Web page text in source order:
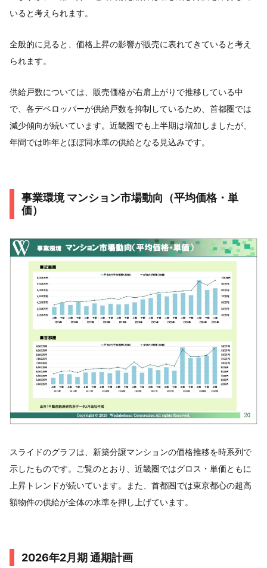
いると考えられます。
全般的に見ると、価格上昇の影響が販売に表れてきていると考え
られます。
供給戸数については、販売価格が右肩上がりで推移している中
で、各デベロッパーが供給戸数を抑制しているため、首都圏では
減少傾向が続いています。近畿圏でも上半期は増加しましたが、
年間では昨年とほぼ同水準の供給となる見込みです。
事業環境 マンション市場動向（平均価格・単
価）
スライドのグラフは、新築分譲マンションの価格推移を時系列で
示したものです。ご覧のとおり、近畿圏ではグロス・単価ともに
上昇トレンドが続いています。また、首都圏では東京都心の超高
額物件の供給が全体の水準を押し上げています。
2026年2月期 通期計画